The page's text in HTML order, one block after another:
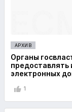
АРХИВ
Органы
электронных
1